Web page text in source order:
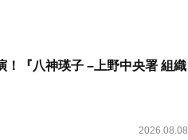
！『八神瑛子 –上野中央署 組織
2026.08.08